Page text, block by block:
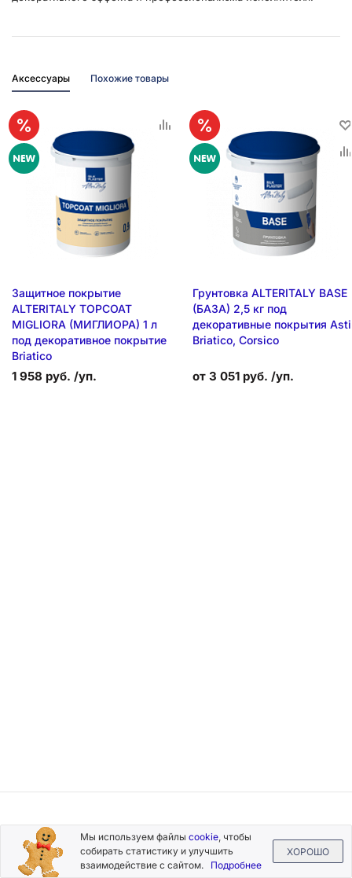
Аксессуары Похожие товары
Защитное покрытие
ALTERITALY TOPCOAT
MIGLIORA (МИГЛИОРА) 1 л
под декоративное покрытие
Briatico
1 958 руб. /уп.
Грунтовка ALTERITALY BASE
(БАЗА) 2,5 кг под
декоративные покрытия
Briatico, Corsico
от 3 051 руб. /уп.
Подписывайтесь
на новости и акции
Мы используем файлы cookie, чтобы
собирать статистику и улучшить
взаимодействие с сайтом. Подробнее
ХОРОШО